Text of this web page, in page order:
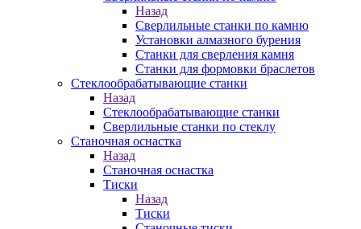
Назад
Сверлильные станки по камню
Установки алмазного бурения
Станки для сверления камня
Станки для формовки браслетов
Стеклообрабатывающие станки
Назад
Стеклообрабатывающие станки
Сверлильные станки по стеклу
Станочная оснастка
Назад
Станочная оснастка
Тиски
Назад
Тиски